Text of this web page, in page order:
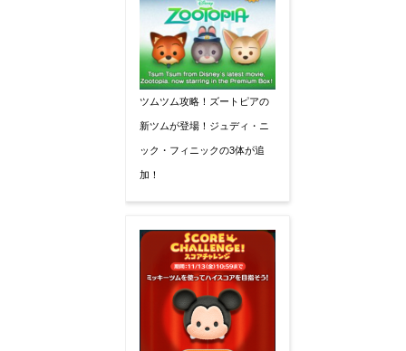
ツムツム攻略！ズートピアの
新ツムが登場！ジュディ・ニ
ック・フィニックの3体が追
加！